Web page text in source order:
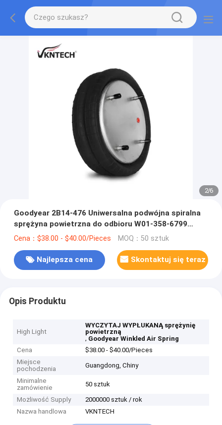
2/6
Goodyear 2B14-476 Uniwersalna podwójna spiralna
sprężyna powietrzna do odbioru W01-358-6799
Firestone Air Bag FD530-35 543 Air Spr
Cena：$38.00 - $40.00/Pieces MOQ：50 sztuk
Najlepsza cena Skontaktuj się teraz
Opis Produktu
High Light
WYCZYTAJ WYPŁUKANĄ sprężynię
powietrzną
, Goodyear Winkled Air Spring
Cena
$38.00 - $40.00/Pieces
Miejsce
pochodzenia
Guangdong, Chiny
Minimalne
zamówienie
50 sztuk
Możliwość Supply
2000000 sztuk / rok
Nazwa handlowa
VKNTECH